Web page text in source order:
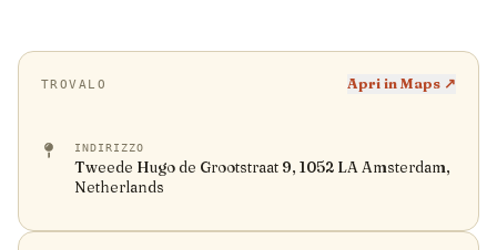
TROVALO Apri in Maps ↗
INDIRIZZO
Tweede Hugo de Grootstraat 9, 1052 LA Amsterdam,
Netherlands